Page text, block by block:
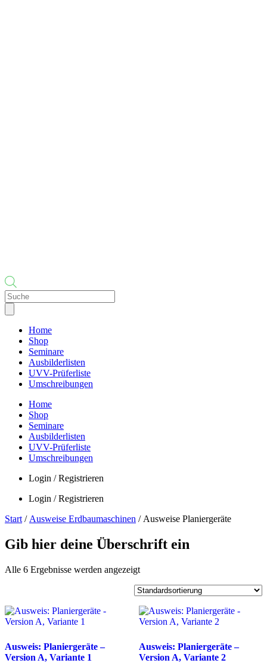
Products
search
Home
Shop
Seminare
Ausbilderlisten
UVV-Prüferliste
Umschreibungen
Home
Shop
Seminare
Ausbilderlisten
UVV-Prüferliste
Umschreibungen
Login / Registrieren
Login / Registrieren
Start / Ausweise Erdbaumaschinen / Ausweise Planiergeräte
Gib hier deine Überschrift ein
Alle 6 Ergebnisse werden angezeigt
Ausweis: Planiergeräte –
Version A, Variante 1
Ausweis: Planiergeräte –
Version A, Variante 2